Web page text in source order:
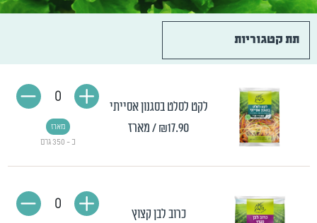
תת קטגוריות
לקט לסלט בסגנון אסייתי
₪17.90/ מארז
כ - 350 גרם
מארז
0
כרוב לבן קצוץ
0